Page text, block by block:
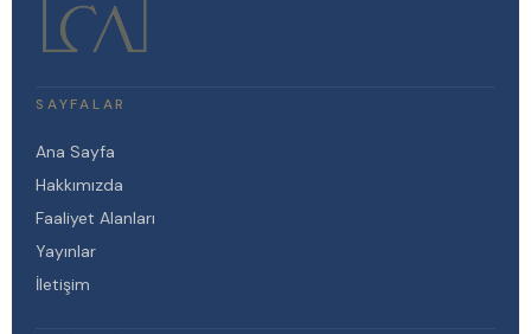
SAYFALAR
Ana Sayfa
Hakkımızda
Faaliyet Alanları
Yayınlar
İletişim